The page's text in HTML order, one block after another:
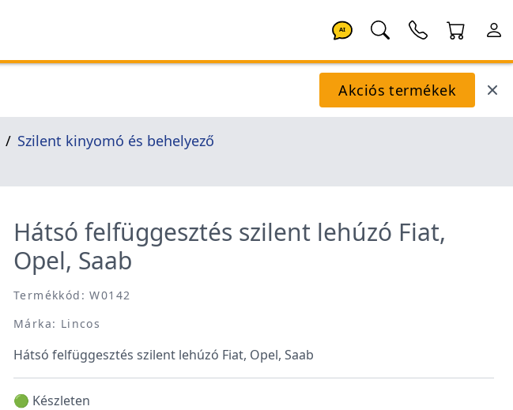
AI
Akciós termékek
Szilent kinyomó és behelyező
Hátsó felfüggesztés szilent lehúzó Fiat,
Opel, Saab
Termékkód: W0142
Márka: Lincos
Hátsó felfüggesztés szilent lehúzó Fiat, Opel, Saab
🟢 Készleten